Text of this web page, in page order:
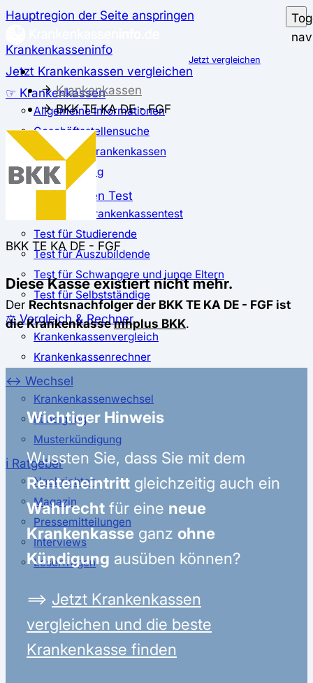
Hauptregion der Seite anspringen
Krankenkasseninfo
Jetzt Krankenkassen vergleichen
☞ Krankenkassen
Allgemeine Informationen
Geschäftsstellensuche
günstigste Krankenkassen
Zusatzbeitrag
✅ Krankenkassen Test
Der große Krankenkassentest
Test für Studierende
Test für Auszubildende
Test für Schwangere und junge Eltern
Test für Selbstständige
⚖️ Vergleich & Rechner
Krankenkassenvergleich
Krankenkassenrechner
↔ Wechsel
Krankenkassenwechsel
Kündigung
Musterkündigung
ℹ Ratgeber
Nachrichten
Magazin
Pressemitteilungen
Interviews
Leserfragen
Jetzt vergleichen
Krankenkassen
BKK TE KA DE - FGF
BKK TE KA DE - FGF
Diese Kasse existiert nicht mehr.
Der Rechtsnachfolger der BKK TE KA DE - FGF ist
die Krankenkassemhplus BKK.
Wichtiger Hinweis
Wussten Sie, dass Sie mit dem
Renteneintritt gleichzeitig auch ein
Wahlrecht für eine neue
Krankenkasse ganz ohne
Kündigung ausüben können?
⟹ Jetzt Krankenkassen
vergleichen und die beste
Krankenkasse finden